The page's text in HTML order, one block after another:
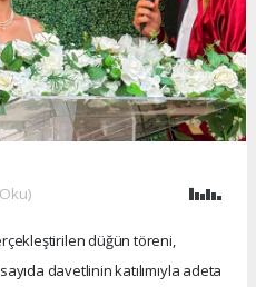
düğün töreni,
davetlinin katılımıyla adeta